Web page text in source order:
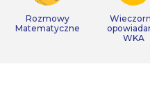
Rozmowy
Matematyczne
WKA